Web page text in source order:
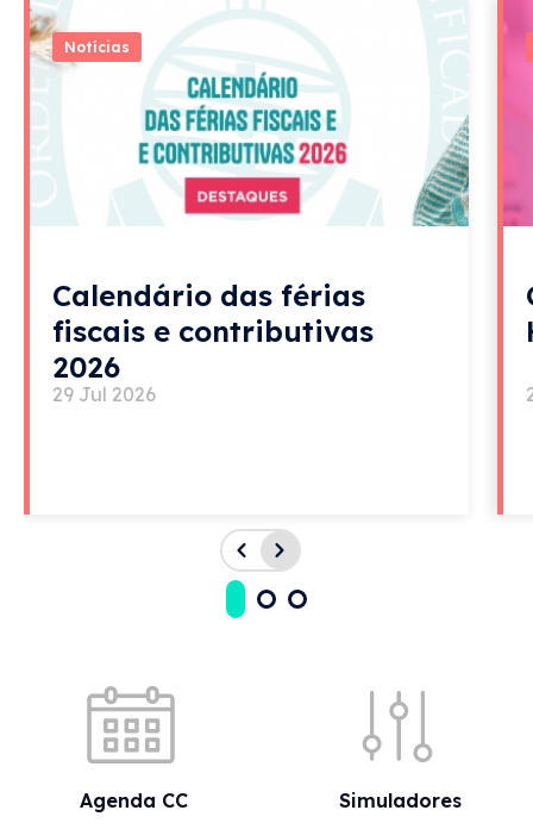
Notícias
Calendário das férias
fiscais e contributivas
2026
29 Jul 2026
Agenda CC Simuladores